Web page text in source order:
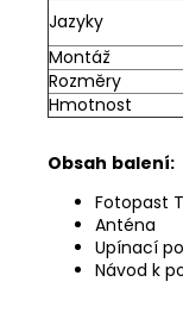
Jazyky
Montáž
Rozměry
Hmotnost
Obsah balení:
Fotopast
Anténa
Upínací
Návod k